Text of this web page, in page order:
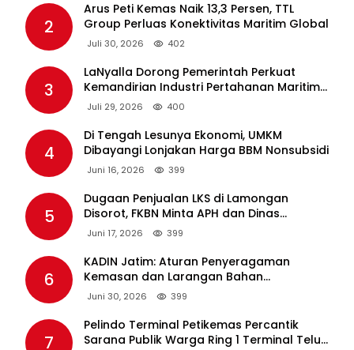
2
Arus Peti Kemas Naik 13,3 Persen, TTL
Group Perluas Konektivitas Maritim Global
Juli 30, 2026 402
3
LaNyalla Dorong Pemerintah Perkuat
Kemandirian Industri Pertahanan Maritim
Lewat PT PAL
Juli 29, 2026 400
4
Di Tengah Lesunya Ekonomi, UMKM
Dibayangi Lonjakan Harga BBM Nonsubsidi
Juni 16, 2026 399
5
Dugaan Penjualan LKS di Lamongan
Disorot, FKBN Minta APH dan Dinas
Pendidikan Bertindak Tegas.
Juni 17, 2026 399
6
KADIN Jatim: Aturan Penyeragaman
Kemasan dan Larangan Bahan
Tambahan Berpotensi Ganggu Industri
Juni 30, 2026 399
7
Pelindo Terminal Petikemas Percantik
Sarana Publik Warga Ring 1 Terminal Teluk